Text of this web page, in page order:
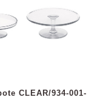
CLEAR/934-001-